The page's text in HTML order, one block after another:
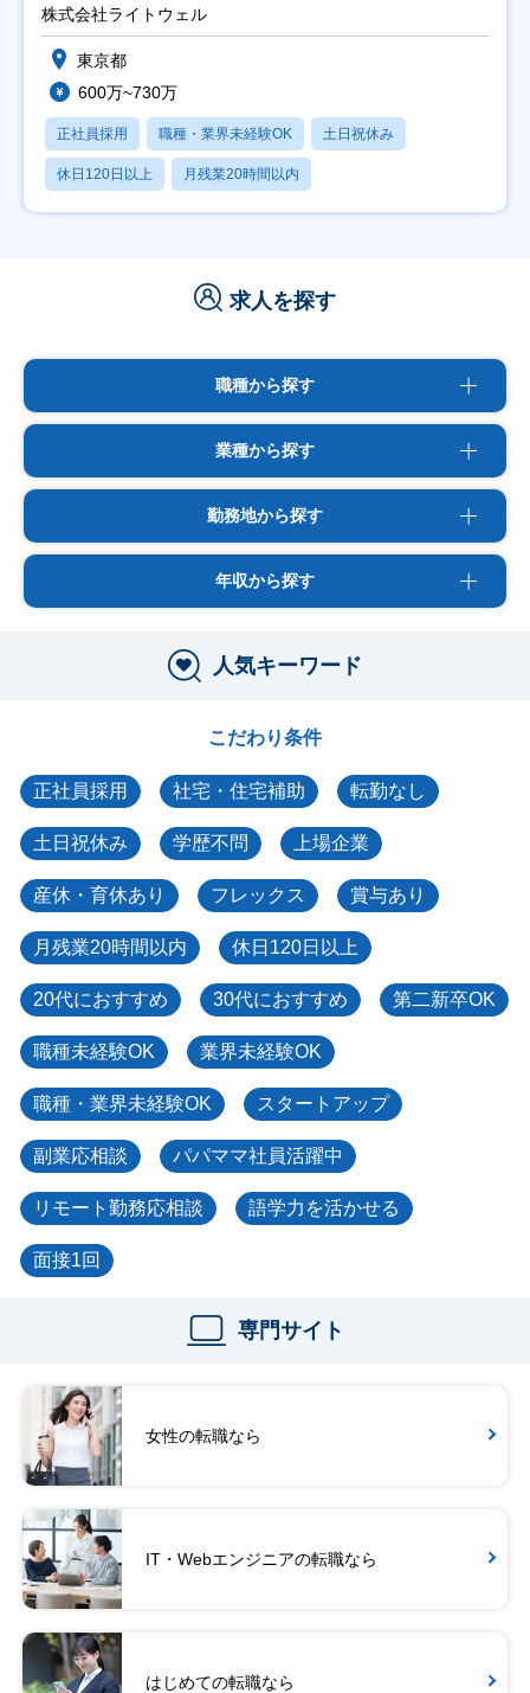
能】
株式会社ライトウェル
東京都
600万~730万
正社員採用 職種・業界未経験OK 土日祝休み
休日120日以上 月残業20時間以内
求人を探す
職種から探す
業種から探す
勤務地から探す
年収から探す
人気キーワード
こだわり条件
正社員採用 社宅・住宅補助 転勤なし
土日祝休み 学歴不問 上場企業
産休・育休あり フレックス 賞与あり
月残業20時間以内 休日120日以上
20代におすすめ 30代におすすめ 第二新卒OK
職種未経験OK 業界未経験OK
職種・業界未経験OK スタートアップ
副業応相談 パパママ社員活躍中
リモート勤務応相談 語学力を活かせる
面接1回
専門サイト
女性の転職なら
IT・Webエンジニアの転職なら
はじめての転職なら